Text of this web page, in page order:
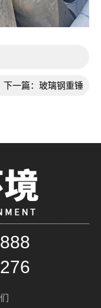
下一篇： 玻璃钢重锤